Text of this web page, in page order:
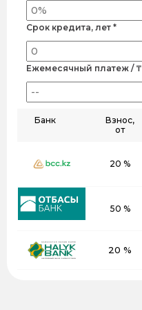
Срок кредита, лет *
Ежемесячный платеж / ₸
Банк
Взнос,
от
20 %
50 %
20 %